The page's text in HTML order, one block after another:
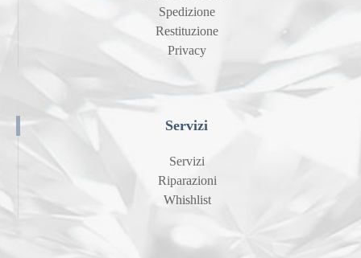
Spedizione
Restituzione
Privacy
Servizi
Servizi
Riparazioni
Whishlist